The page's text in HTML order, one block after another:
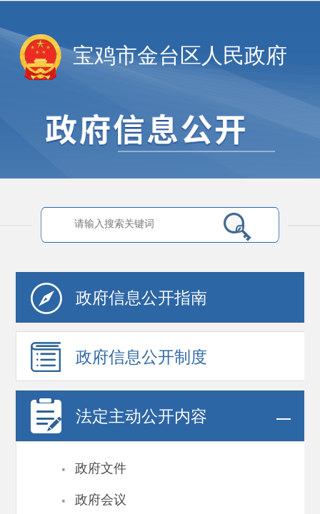
宝鸡市金台区人民政府
政府信息公开指南
政府信息公开制度
法定主动公开内容
· 政府文件
· 政府会议